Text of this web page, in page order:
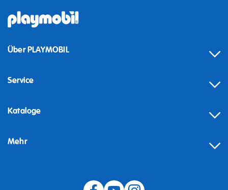
Über PLAYMOBIL
Service
Kataloge
Mehr